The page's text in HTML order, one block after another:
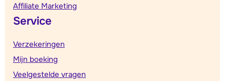
Affiliate Marketing
Service
Verzekeringen
Mijn boeking
Veelgestelde vragen